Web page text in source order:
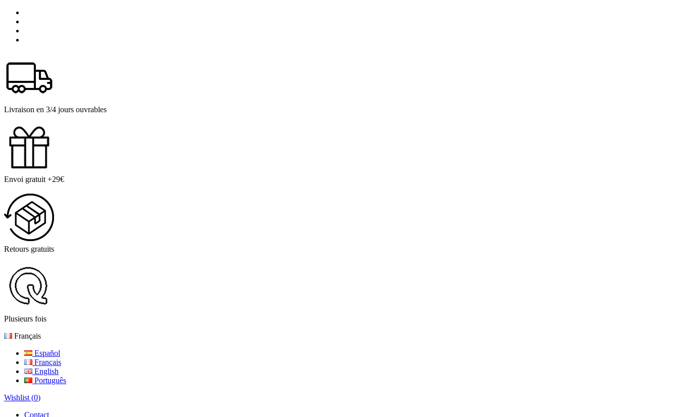
Livraison en 3/4 jours ouvrables
Envoi gratuit +29€
Retours gratuits
Plusieurs fois
Français
Español
Français
English
Português
Wishlist (0)
Contact